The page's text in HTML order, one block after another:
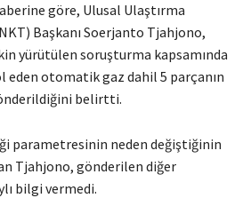
göre, Ulusal Ulaştırma
Başkanı Soerjanto Tjahjono,
yürütülen soruşturma kapsamında
otomatik gaz dahil 5 parçanın
belirtti.
parametresinin neden değiştiğinin
Tjahjono, gönderilen diğer
bilgi vermedi.